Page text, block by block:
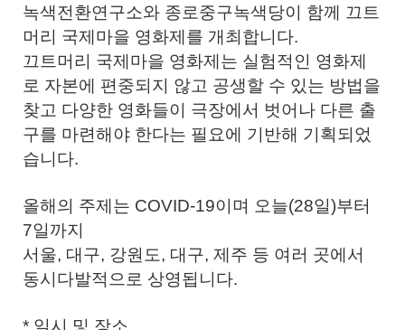
녹색전환연구소와 종로중구녹색당이 함께 끄트
머리 국제마을 영화제를 개최합니다.
끄트머리 국제마을 영화제는 실험적인 영화제
로 자본에 편중되지 않고 공생할 수 있는 방법을
찾고 다양한 영화들이 극장에서 벗어나 다른 출
구를 마련해야 한다는 필요에 기반해 기획되었
습니다.
올해의 주제는 COVID-19이며 오늘(28일)부터
7일까지
서울, 대구, 강원도, 대구, 제주 등 여러 곳에서
동시다발적으로 상영됩니다.
* 일시 및 장소